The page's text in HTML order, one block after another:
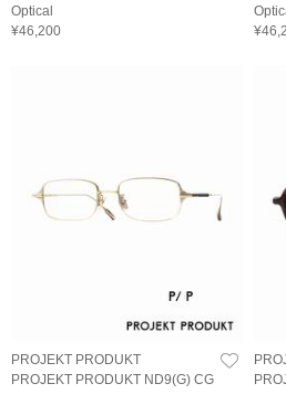
Optical
¥46,200
PROJEKT PRODUKT
PROJEKT PRODUKT ND9(G) CG